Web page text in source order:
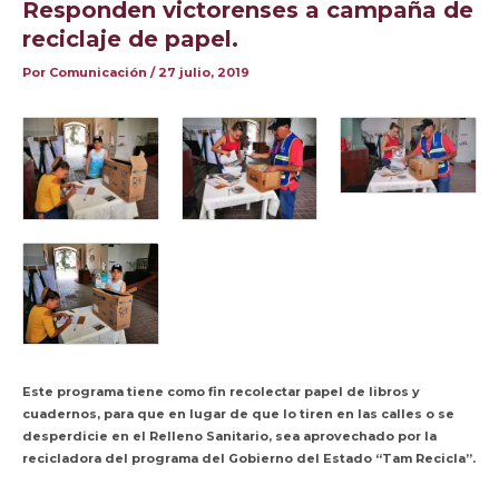
Responden victorenses a campaña de
reciclaje de papel.
Por Comunicación / 27 julio, 2019
Este programa tiene como fin recolectar papel de libros y
cuadernos, para que en lugar de que lo tiren en las calles o se
desperdicie en el Relleno Sanitario, sea aprovechado por la
recicladora del programa del Gobierno del Estado “Tam Recicla”.